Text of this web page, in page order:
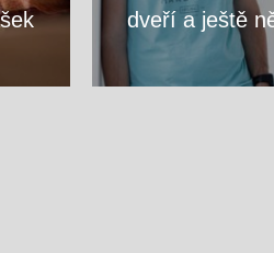
dveří a ještě
VÍCE